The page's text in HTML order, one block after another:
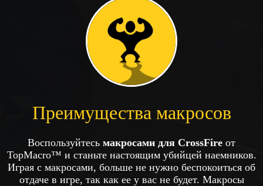
Преимущества макросов
Воспользуйтесь макросами для CrossFire от
TopMacro™ и станьте настоящим убийцей наемников.
Играя с макросами, больше не нужно беспокоиться об
отдаче в игре, так как ее у вас не будет. Макросы